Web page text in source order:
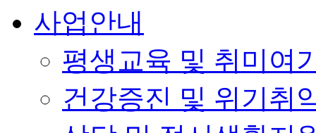
사업안내
평생교육 및 취미여
건강증진 및 위기취